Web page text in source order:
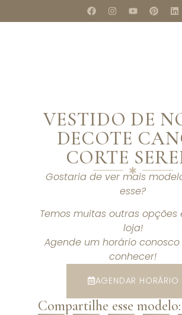
VESTIDO DE
DECOTE
CORTE
Gostaria de ver mais
esse?
Temos muitas outras opções
loja!
Agende um horário
conhecer!
AGENDAR HORÁRIO
Compartilhe esse modelo: